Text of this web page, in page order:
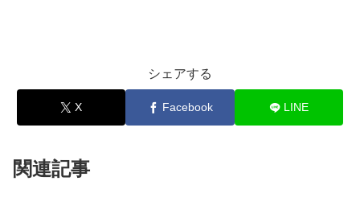
シェアする
X Facebook LINE
関連記事